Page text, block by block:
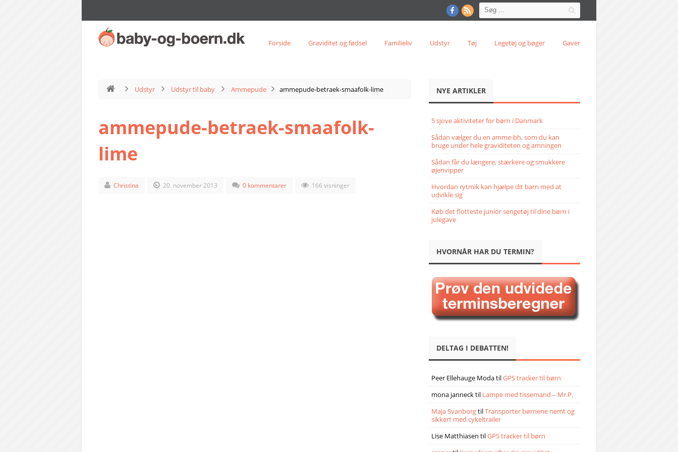
Forside Graviditet og fødsel Familieliv Udstyr Tøj Legetøj og bøger Gaver
Udstyr Udstyr til baby Ammepude ammepude-betraek-smaafolk-lime
ammepude-betraek-smaafolk-
lime
Christina 20. november 2013 0 kommentarer 166 visninger
NYE ARTIKLER
5 sjove aktiviteter for børn i Danmark
Sådan vælger du en amme-bh, som du kan
bruge under hele graviditeten og amningen
Sådan får du længere, stærkere og smukkere
øjenvipper
Hvordan rytmik kan hjælpe dit barn med at
udvikle sig
Køb det flotteste junior sengetøj til dine børn i
julegave
HVORNÅR HAR DU TERMIN?
DELTAG I DEBATTEN!
Peer Ellehauge ModatilGPS tracker til børn
mona jannecktil Lampe med tissemand – Mr.P.
Maja SvanborgtilTransporter børnene nemt og
sikkert med cykeltrailer
Lise Matthiasen tilGPS tracker til børn